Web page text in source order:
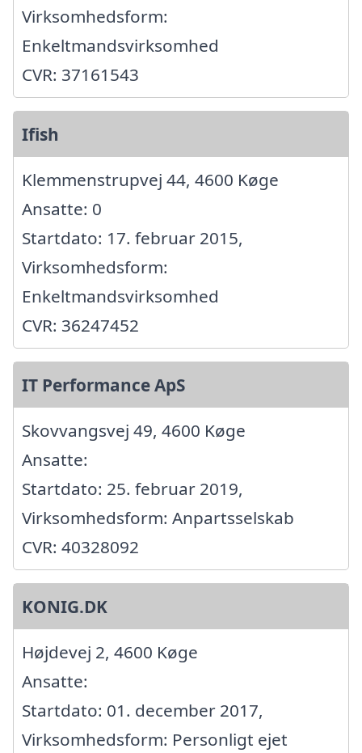
Virksomhedsform:
Enkeltmandsvirksomhed
CVR: 37161543
Ifish
Klemmenstrupvej 44, 4600 Køge
Ansatte: 0
Startdato: 17. februar 2015,
Virksomhedsform:
Enkeltmandsvirksomhed
CVR: 36247452
IT Performance ApS
Skovvangsvej 49, 4600 Køge
Ansatte:
Startdato: 25. februar 2019,
Virksomhedsform: Anpartsselskab
CVR: 40328092
KONIG.DK
Højdevej 2, 4600 Køge
Ansatte:
Startdato: 01. december 2017,
Virksomhedsform: Personligt ejet